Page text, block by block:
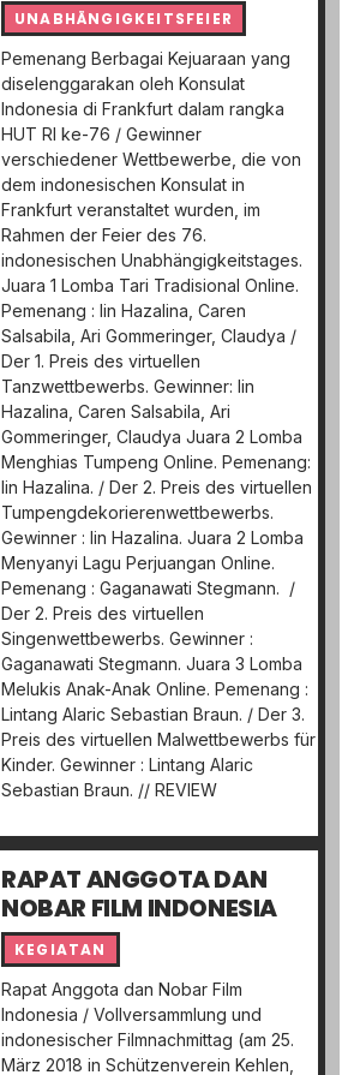
UNABHÄNGIGKEITSFEIER
Pemenang Berbagai Kejuaraan yang
diselenggarakan oleh Konsulat
Indonesia di Frankfurt dalam rangka
HUT RI ke-76 / Gewinner
verschiedener Wettbewerbe, die von
dem indonesischen Konsulat in
Frankfurt veranstaltet wurden, im
Rahmen der Feier des 76.
indonesischen Unabhängigkeitstages.
Juara 1 Lomba Tari Tradisional Online.
Pemenang : Iin Hazalina, Caren
Salsabila, Ari Gommeringer, Claudya /
Der 1. Preis des virtuellen
Tanzwettbewerbs. Gewinner: Iin
Hazalina, Caren Salsabila, Ari
Gommeringer, Claudya Juara 2 Lomba
Menghias Tumpeng Online. Pemenang:
Iin Hazalina. / Der 2. Preis des virtuellen
Tumpengdekorierenwettbewerbs.
Gewinner : Iin Hazalina. Juara 2 Lomba
Menyanyi Lagu Perjuangan Online.
Pemenang : Gaganawati Stegmann. /
Der 2. Preis des virtuellen
Singenwettbewerbs. Gewinner :
Gaganawati Stegmann. Juara 3 Lomba
Melukis Anak-Anak Online. Pemenang :
Lintang Alaric Sebastian Braun. / Der 3.
Preis des virtuellen Malwettbewerbs für
Kinder. Gewinner : Lintang Alaric
Sebastian Braun. // REVIEW
RAPAT ANGGOTA DAN
NOBAR FILM INDONESIA
KEGIATAN
Rapat Anggota dan Nobar Film
Indonesia / Vollversammlung und
indonesischer Filmnachmittag (am 25.
März 2018 in Schützenverein Kehlen,